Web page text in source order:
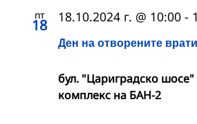
пт
18
Ден на отворените
18.10.2024 г. @ 10:00 -
бул. "Цариградско шосе"
комплекс на БАН-2